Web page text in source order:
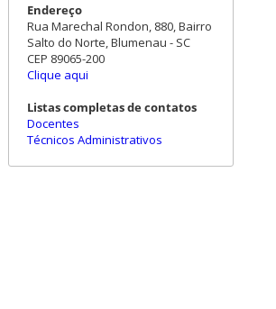
Endereço
Rua Marechal Rondon, 880, Bairro
Salto do Norte, Blumenau - SC
CEP 89065-200
Clique aqui
Listas completas de contatos
Docentes
Técnicos Administrativos